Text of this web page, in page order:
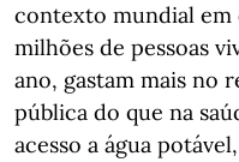
contexto mundial em
milhões de pessoas
ano, gastam mais no
pública do que na
acesso a água